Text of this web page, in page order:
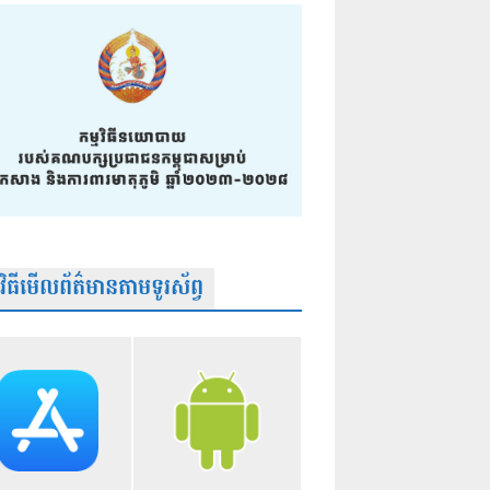
ធីមើលព័ត៌មានតាមទូរស័ព្វ